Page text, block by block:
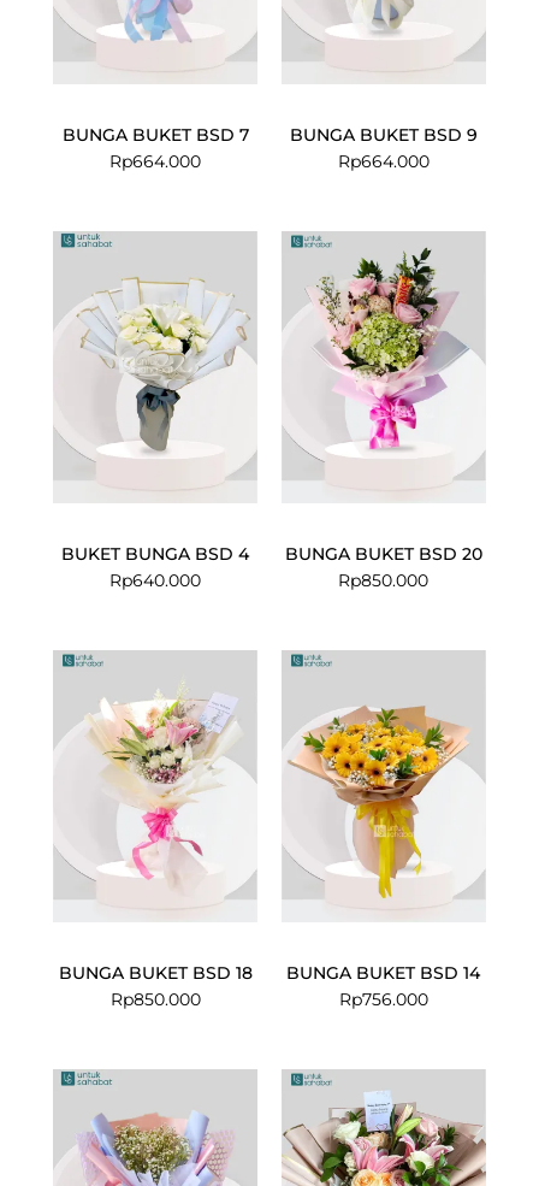
BUNGA BUKET BSD 7
Rp664.000
BUNGA BUKET BSD 9
Rp664.000
BUKET BUNGA BSD 4
Rp640.000
BUNGA BUKET BSD 20
Rp850.000
BUNGA BUKET BSD 18
Rp850.000
BUNGA BUKET BSD 14
Rp756.000